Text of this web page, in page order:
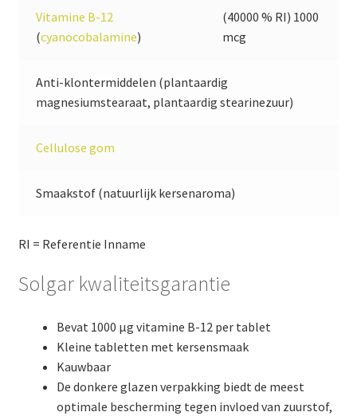
Vitamine B-12
(cyanocobalamine)
(40000 % RI) 1000
mcg
Anti-klontermiddelen (plantaardig
magnesiumstearaat, plantaardig stearinezuur)
Cellulose gom
Smaakstof (natuurlijk kersenaroma)
RI = Referentie Inname
Solgar kwaliteitsgarantie
Bevat 1000 µg vitamine B-12 per tablet
Kleine tabletten met kersensmaak
Kauwbaar
De donkere glazen verpakking biedt de meest
optimale bescherming tegen invloed van zuurstof,